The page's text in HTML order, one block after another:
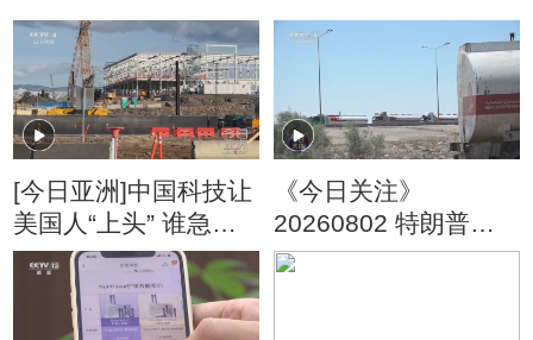
[今日亚洲]中国科技让
美国人“上头” 谁急
了？
《今日关注》
20260802 特朗普叫
停“最大规模”打击 伊